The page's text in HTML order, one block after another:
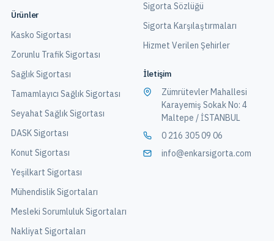
Ürünler
Kasko Sigortası
Zorunlu Trafik Sigortası
Sağlık Sigortası
Tamamlayıcı Sağlık Sigortası
Seyahat Sağlık Sigortası
DASK Sigortası
Konut Sigortası
Yeşilkart Sigortası
Mühendislik Sigortaları
Mesleki Sorumluluk Sigortaları
Nakliyat Sigortaları
Sigorta Sözlüğü
Sigorta Karşılaştırmaları
Hizmet Verilen Şehirler
İletişim
Zümrütevler Mahallesi
Karayemiş Sokak No: 4
Maltepe / İSTANBUL
0 216 305 09 06
info@enkarsigorta.com